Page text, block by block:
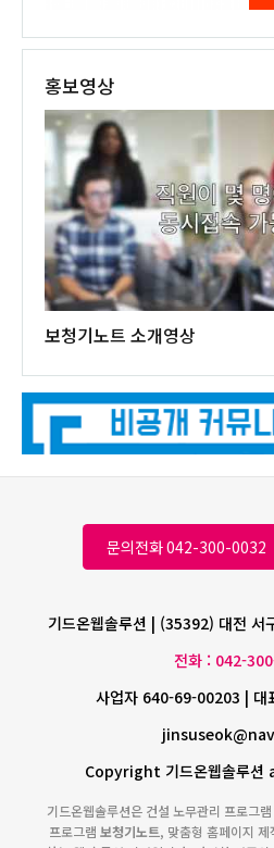
홍보영상
보청기노트 소개영상
문의전화 042-300-0032
기드온웹솔루션 | (35392) 대전 서
전화 : 042-
사업자 640-69-00203 | 대
Copyright 기드온웹솔루
기드온웹솔루션은 건설 노무관리 프로그램
프로그램 보청기노트, 맞춤형 홈페이지 제